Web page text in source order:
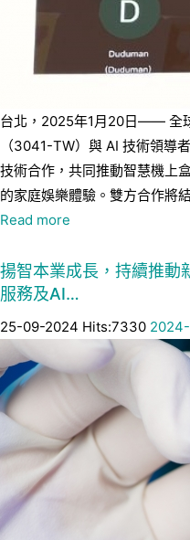
台北，2025年1月20日—— 全
（3041-TW）與 AI 技術領導
技術合作，共同推動智慧機上
的家庭娛樂體驗。雙方合作將
Read more
揚智本業成長，持續推動
服務及AI…
25-09-2024 Hits:7330